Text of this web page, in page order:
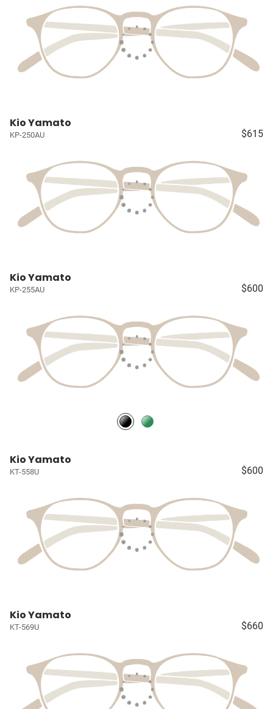
Kio Yamato
KP-250AU $615
Kio Yamato
KP-255AU $600
Kio Yamato
KT-558U $600
Kio Yamato
KT-569U $660